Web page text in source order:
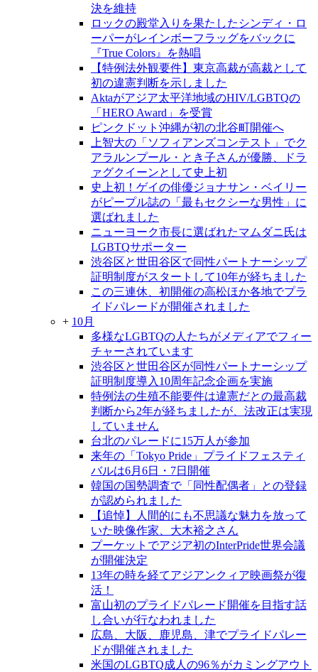
決を維持
ロックの殿堂入りを果たしたシンディ・ロ
ーパーがレインボーフラッグをバックに
『True Colors』を熱唱
【特例法外観要件】東京高裁が高裁として
初の違憲判断を示しました
Aktaがアジア太平洋地域のHIV/LGBTQの
「HERO Award」を受賞
ピンクドット沖縄が初の北谷町開催へ
上智大の「ソフィアンズコンテスト」でク
アラルンプール・とき子さんが優勝、ドラ
ァグクイーンとして史上初
史上初！ゲイの俳優ジョナサン・ベイリー
がピープル誌の「最もセクシーな男性」に
選ばれました
ニューヨーク市長に選ばれたマムダニ氏は
LGBTQサポーター
渋谷区と世田谷区で同性パートナーシップ
証明制度がスタートして10年が経ちました
この三連休、初開催の高松ほか各地でプラ
イドパレードが開催されました
+ 10月
多様なLGBTQの人たちがメディアでフィー
チャーされています
渋谷区と世田谷区が同性パートナーシップ
証明制度導入10周年記念企画を実施
特例法の生殖不能要件は違憲だとの最高裁
判断から2年が経ちましたが、法改正は実現
していません
台北のパレードに15万人が参加
来年の「Tokyo Pride」プライドフェスティ
バルは6月6日・7日開催
韓国の国勢調査で「同性配偶者」との登録
が認められました
【追悼】人間的にも不思議な魅力を放って
いた映像作家、大木裕之さん
プーケットでアジア初のInterPride世界会議
が開催決定
13年の時を経てアジアンクィア映画祭が復
活！
富山初のプライドパレード開催を目指す話
し合いが行なわれました
広島、大阪、鹿児島、津でプライドパレー
ドが開催されました
米国のLGBTQ成人の96％がカミングアウト